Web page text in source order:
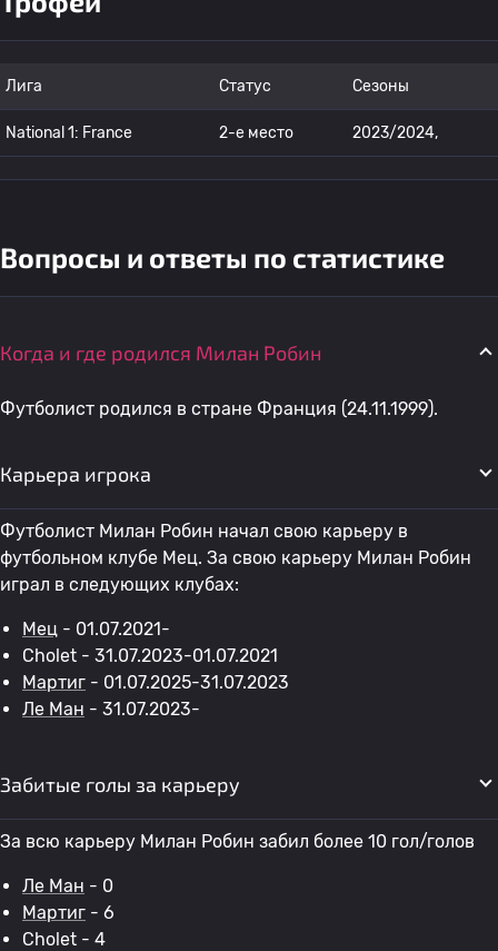
Лига Статус Сезоны
National 1: France 2-е место 2023/2024,
Вопросы и ответы по статистике
Когда и где родился Милан Робин
Футболист родился в стране Франция (24.11.1999).
Карьера игрока
Футболист Милан Робин начал свою карьеру в
футбольном клубе Мец. За свою карьеру Милан Робин
играл в следующих клубах:
Мец - 01.07.2021-
Cholet - 31.07.2023-01.07.2021
Мартиг - 01.07.2025-31.07.2023
Ле Ман - 31.07.2023-
Забитые голы за карьеру
За всю карьеру Милан Робин забил более 10 гол/голов
Ле Ман - 0
Мартиг - 6
Cholet - 4